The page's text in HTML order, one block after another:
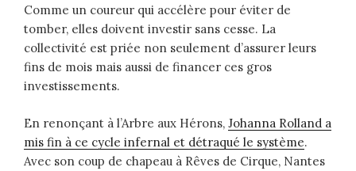
Comme un coureur qui accélère pour éviter de
tomber, elles doivent investir sans cesse. La
collectivité est priée non seulement d’assurer leurs
fins de mois mais aussi de financer ces gros
investissements.
En renonçant à l’Arbre aux Hérons, Johanna Rolland a
mis fin à ce cycle infernal et détraqué le système.
Avec son coup de chapeau à Rêves de Cirque, Nantes